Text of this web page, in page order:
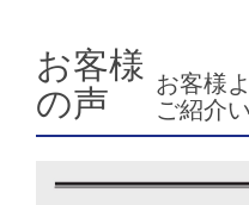
お客様
の声
お客様
ご紹介